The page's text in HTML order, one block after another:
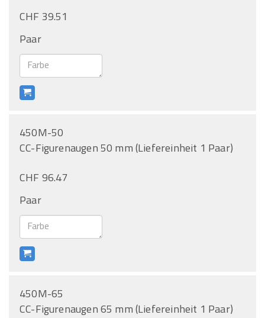
CHF 39.51
Paar
450M-50
CC-Figurenaugen 50 mm (Liefereinheit 1 Paar)
CHF 96.47
Paar
450M-65
CC-Figurenaugen 65 mm (Liefereinheit 1 Paar)